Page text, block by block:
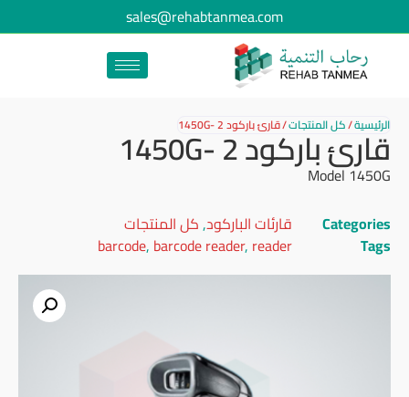
sales@rehabtanmea.com
الرئيسية/كل المنتجات/قارئ باركود 1450G- 2
قارئ باركود 1450G- 2
Model 1450G
Categories
قارئات الباركود,كل المنتجات
Tags
barcode, barcode reader, reader